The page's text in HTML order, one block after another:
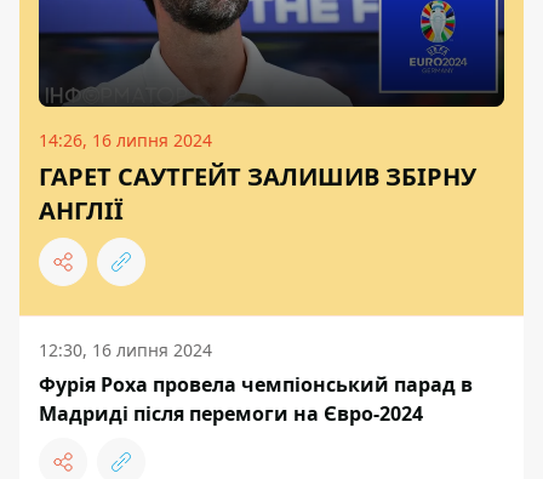
14:26, 16 липня 2024
ГАРЕТ САУТГЕЙТ ЗАЛИШИВ ЗБІРНУ
АНГЛІЇ
12:30, 16 липня 2024
Фурія Роха провела чемпіонський парад в
Мадриді після перемоги на Євро-2024